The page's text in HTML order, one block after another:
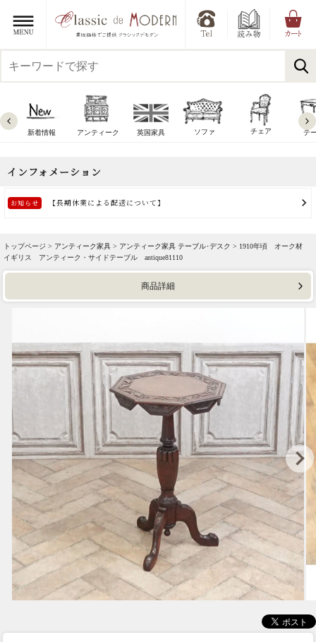
新着情報 アンティーク 英国家具 ソファ チェア テ
トップページ > アンティーク家具 > アンティーク家具 テーブル･デスク > 1910年頃 オーク材
イギリス アンティーク・サイドテーブル antique81110
商品詳細